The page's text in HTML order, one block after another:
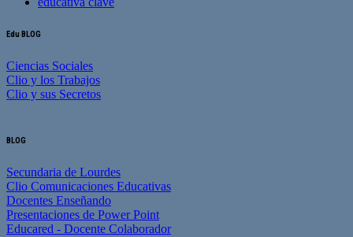
Edu BLOG
Ciencias Sociales
Clio y los Trabajos
Clio y sus Secretos
BLOG
Secundaria de Lourdes
Clio Comunicaciones Educativas
Docentes Enseñando
Presentaciones de Power Point
Educared - Docente Colaborador